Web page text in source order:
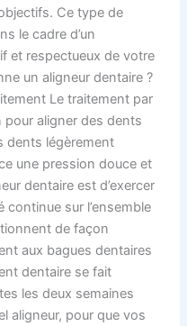
Ce type de
le cadre d’un
et respectueux de votre
un aligneur dentaire ?
Le traitement par
pour aligner des dents
dents légèrement
une pression douce et
dentaire est d’exercer
continue sur l’ensemble
de façon
aux bagues dentaires
dentaire se fait
les deux semaines
aligneur, pour que vos